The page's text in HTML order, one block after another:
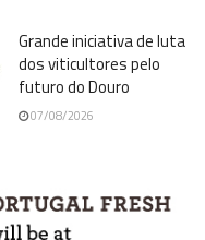
Grande iniciativa de luta
dos viticultores pelo
futuro do Douro
07/08/2026